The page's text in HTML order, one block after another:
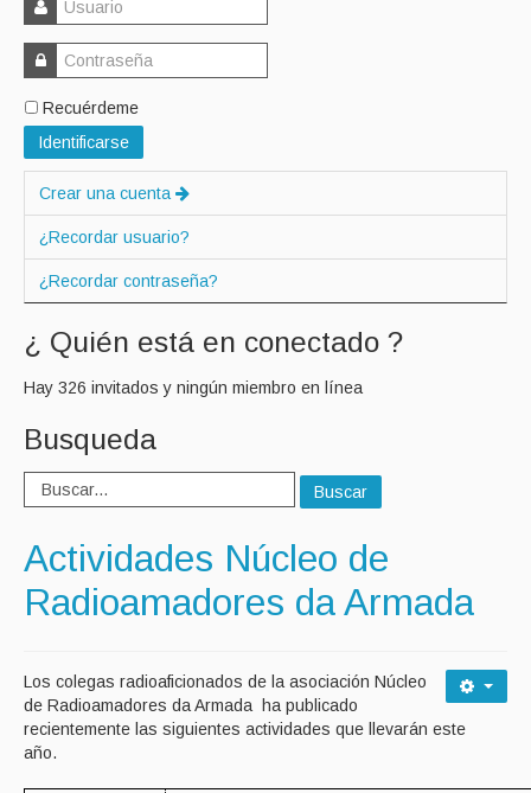
Recuérdeme
Identificarse
Crear una cuenta
¿Recordar usuario?
¿Recordar contraseña?
¿ Quién está en conectado ?
Hay 326 invitados y ningún miembro en línea
Busqueda
Buscar
Actividades Núcleo de
Radioamadores da Armada
Los colegas radioaficionados de la asociación Núcleo
de Radioamadores da Armada ha publicado
recientemente las siguientes actividades que llevarán este
año.